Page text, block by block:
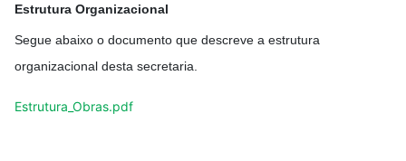
Estrutura Organizacional
Segue abaixo o documento que descreve a estrutura
organizacional desta secretaria.
Estrutura_Obras.pdf